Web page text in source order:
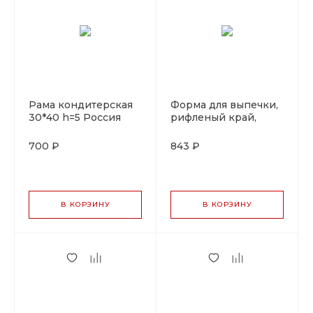
Рама кондитерская
30*40 h=5 Россия
700 ₽
В КОРЗИНУ
Форма для выпечки,
рифленый край,
d=28см, h=3 см, P.L.
843 ₽
В КОРЗИНУ